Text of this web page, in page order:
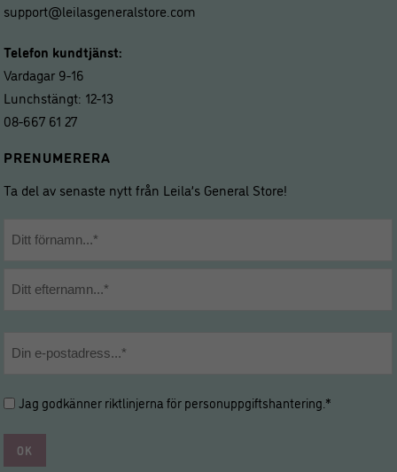
support@leilasgeneralstore.com
Telefon kundtjänst:
Vardagar 9-16
Lunchstängt: 12-13
08-667 61 27
PRENUMERERA
Ta del av senaste nytt från Leila’s General Store!
Hantering
personuppgifter
Jag godkänner riktlinjerna förpersonuppgiftshantering .*